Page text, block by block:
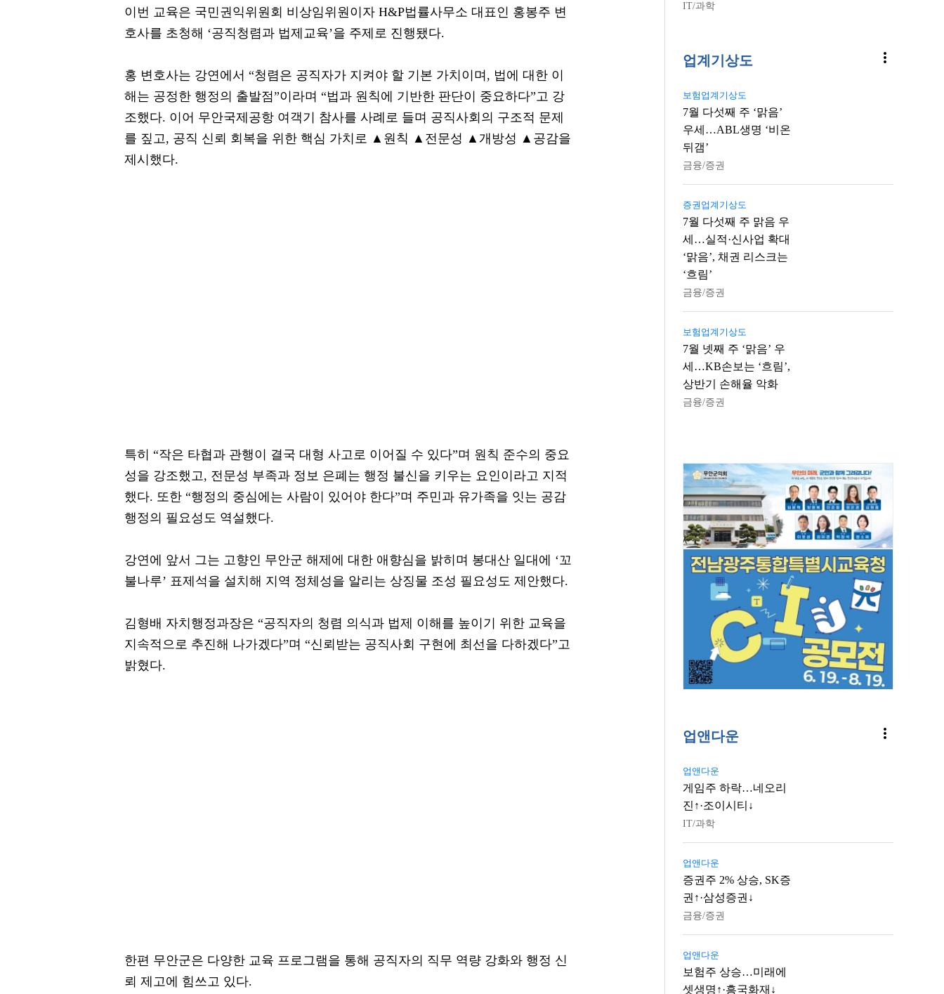
이번 교육은 국민권익위원회 비상임위원이자 H&P법률사무소 대표인 홍봉주 변
호사를 초청해 ‘공직청렴과 법제교육’을 주제로 진행됐다.
홍 변호사는 강연에서 “청렴은 공직자가 지켜야 할 기본 가치이며, 법에 대한 이
해는 공정한 행정의 출발점”이라며 “법과 원칙에 기반한 판단이 중요하다”고 강
조했다. 이어 무안국제공항 여객기 참사를 사례로 들며 공직사회의 구조적 문제
를 짚고, 공직 신뢰 회복을 위한 핵심 가치로 ▲원칙 ▲전문성 ▲개방성 ▲공감을
제시했다.
특히 “작은 타협과 관행이 결국 대형 사고로 이어질 수 있다”며 원칙 준수의 중요
성을 강조했고, 전문성 부족과 정보 은폐는 행정 불신을 키우는 요인이라고 지적
했다. 또한 “행정의 중심에는 사람이 있어야 한다”며 주민과 유가족을 잇는 공감
행정의 필요성도 역설했다.
강연에 앞서 그는 고향인 무안군 해제에 대한 애향심을 밝히며 봉대산 일대에 ‘꼬
불나루’ 표제석을 설치해 지역 정체성을 알리는 상징물 조성 필요성도 제안했다.
김형배 자치행정과장은 “공직자의 청렴 의식과 법제 이해를 높이기 위한 교육을
지속적으로 추진해 나가겠다”며 “신뢰받는 공직사회 구현에 최선을 다하겠다”고
밝혔다.
한편 무안군은 다양한 교육 프로그램을 통해 공직자의 직무 역량 강화와 행정 신
뢰 제고에 힘쓰고 있다.
IT/과학
업계기상도 more_vert
보험업계기상도
7월 다섯째 주 ‘맑음’
우세…ABL생명 ‘비온
뒤갬’
금융/증권
증권업계기상도
7월 다섯째 주 맑음 우
세…실적·신사업 확대
‘맑음’, 채권 리스크는
‘흐림’
금융/증권
보험업계기상도
7월 넷째 주 ‘맑음’ 우
세…KB손보는 ‘흐림’,
상반기 손해율 악화
금융/증권
업앤다운 more_vert
업앤다운
게임주 하락…네오리
진↑·조이시티↓
IT/과학
업앤다운
증권주 2% 상승, SK증
권↑·삼성증권↓
금융/증권
업앤다운
보험주 상승…미래에
셋생명↑·흥국화재↓